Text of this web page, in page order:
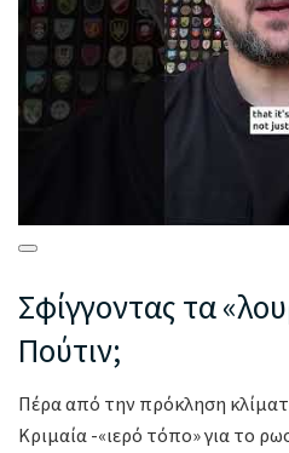
Σφίγγοντας τα
Πούτιν;
Πέρα από την πρόκληση
Κριμαία -«ιερό τόπο» για το